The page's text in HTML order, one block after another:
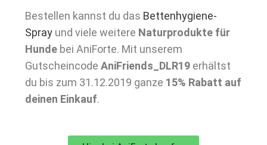
Bestellen kannst du das Bettenhygiene-
Spray und viele weitere Naturprodukte für
Hunde bei AniForte. Mit unserem
Gutscheincode AniFriends_DLR19 erhältst
du bis zum 31.12.2019 ganze 15% Rabatt auf
deinen Einkauf.